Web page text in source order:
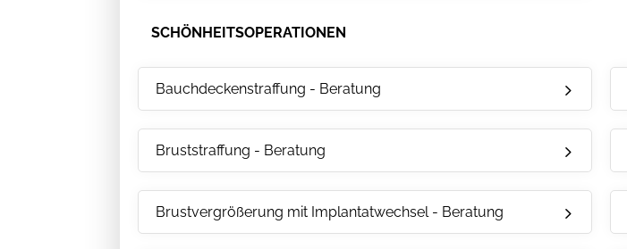
SCHÖNHEITSOPERATIONEN
Bauchdeckenstraffung - Beratung
Bruststraffung - Beratung
Brustvergrößerung mit Implantatwechsel - Beratung